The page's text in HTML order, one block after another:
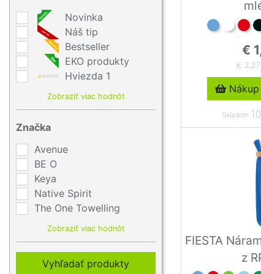
Novinka
Náš tip
Bestseller
EKO produkty
Hviezda 1
Zobraziť viac hodnôt
Značka
Avenue
BE O
Keya
Native Spirit
The One Towelling
Zobraziť viac hodnôt
Vyhľadať produkty
€
€ 2,27
Skladom
FIESTA
z